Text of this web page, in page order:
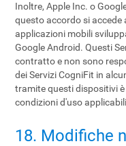
Inoltre, Apple Inc. o
questo accordo si accede
applicazioni mobili
Google Android. Questi
contratto e non sono
dei Servizi CogniFit in
tramite questi dispositivi
condizioni d'uso
18. Modifiche